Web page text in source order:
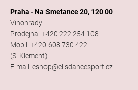
Praha - Na Smetance 20, 120 00
Vinohrady
Prodejna: +420 222 254 108
Mobil: +420 608 730 422
(S. Klement)
E-mail: eshop@elisdancesport.cz